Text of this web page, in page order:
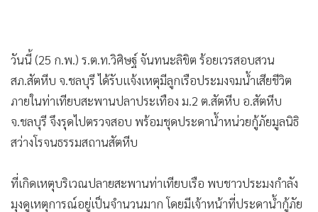
เศรษฐกิจ-ธุรกิจ
• จีน
ชุมชน-คุณภาพชีวิต
อาชญากรรม
• Motoring
• วิทยาศาสตร์
• SMEs
วันนี้ (25 ก.พ.) ร.ต.ท.วิศิษฐ์ จันทนะลิขิต ร้อยเวรสอบสวน
สภ.สัตหีบ จ.ชลบุรี ได้รับแจ้งเหตุมีลูกเรือประมงจมน้ำเสียชีวิต
ภายในท่าเทียบสะพานปลาประเทือง ม.2 ต.สัตหีบ อ.สัตหีบ
จ.ชลบุรี จึงรุดไปตรวจสอบ พร้อมชุดประดาน้ำหน่วยกู้ภัยมูลนิธิ
สว่างโรจนธรรมสถานสัตหีบ
ที่เกิดเหตุบริเวณปลายสะพานท่าเทียบเรือ พบชาวประมงกำลัง
มุงดูเหตุการณ์อยู่เป็นจำนวนมาก โดยมีเจ้าหน้าที่ประดาน้ำกู้ภัย